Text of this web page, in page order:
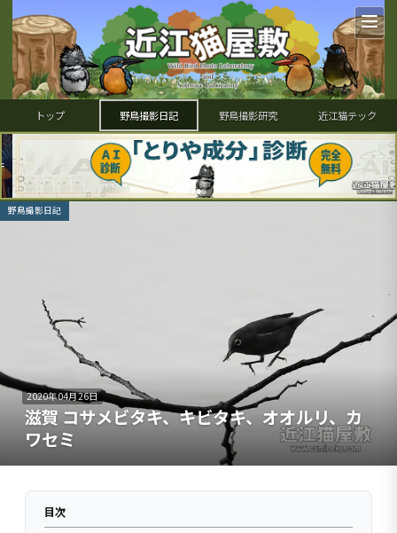
トップ 野鳥撮影日記 野鳥撮影研究 近江猫テック
野鳥撮影日記
2020年04月26日
滋賀 コサメビタキ、キビタキ、オオルリ、カ
ワセミ
目次